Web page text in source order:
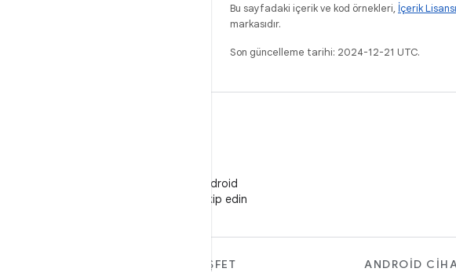
Bu sayfadaki içerik ve kod örnekleri, İçerik Lisansı
markasıdır.
Son güncelleme tarihi: 2024-12-21 UTC.
WeChat'te Android
Developers'ı takip edin
KEŞFET
ANDROID